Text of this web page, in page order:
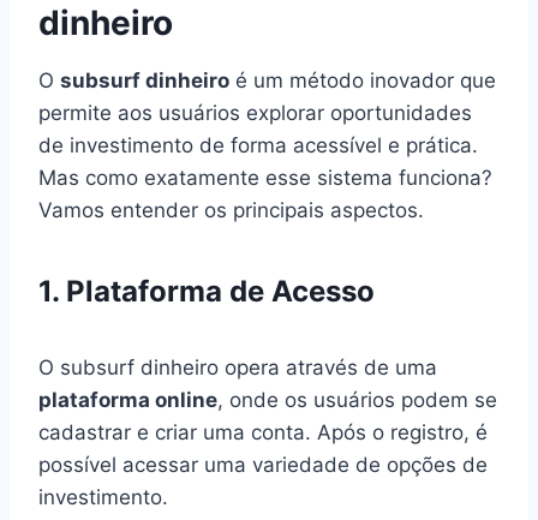
dinheiro
O subsurf dinheiro é um método inovador que
permite aos usuários explorar oportunidades
de investimento de forma acessível e prática.
Mas como exatamente esse sistema funciona?
Vamos entender os principais aspectos.
1. Plataforma de Acesso
O subsurf dinheiro opera através de uma
plataforma online, onde os usuários podem se
cadastrar e criar uma conta. Após o registro, é
possível acessar uma variedade de opções de
investimento.